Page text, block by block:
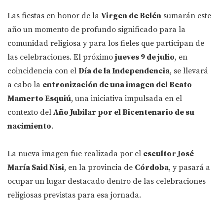
Las fiestas en honor de la Virgen de Belén sumarán este
año un momento de profundo significado para la
comunidad religiosa y para los fieles que participan de
las celebraciones. El próximo jueves 9 de julio, en
coincidencia con el Día de la Independencia, se llevará
a cabo la entronización de una imagen del Beato
Mamerto Esquiú, una iniciativa impulsada en el
contexto del Año Jubilar por el Bicentenario de su
nacimiento.
La nueva imagen fue realizada por el escultor José
María Said Nisi, en la provincia de Córdoba, y pasará a
ocupar un lugar destacado dentro de las celebraciones
religiosas previstas para esa jornada.